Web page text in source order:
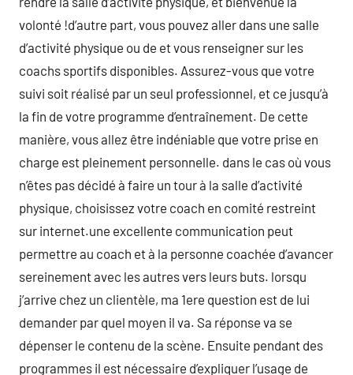
volonté !d’autre part, vous pouvez aller dans une salle
d’activité physique ou de et vous renseigner sur les
coachs sportifs disponibles. Assurez-vous que votre
suivi soit réalisé par un seul professionnel, et ce jusqu’à
la fin de votre programme d’entraînement. De cette
manière, vous allez être indéniable que votre prise en
charge est pleinement personnelle. dans le cas où vous
n’êtes pas décidé à faire un tour à la salle d’activité
physique, choisissez votre coach en comité restreint
sur internet.une excellente communication peut
permettre au coach et à la personne coachée d’avancer
sereinement avec les autres vers leurs buts. lorsqu
j’arrive chez un clientèle, ma 1ere question est de lui
demander par quel moyen il va. Sa réponse va se
dépenser le contenu de la scène. Ensuite pendant des
programmes il est nécessaire d’expliquer l’usage de